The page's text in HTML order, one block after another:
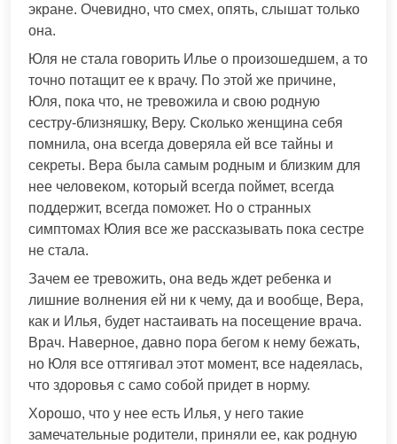
экране. Очевидно, что смех, опять, слышат только
она.
Юля не стала говорить Илье о произошедшем, а то
точно потащит ее к врачу. По этой же причине,
Юля, пока что, не тревожила и свою родную
сестру-близняшку, Веру. Сколько женщина себя
помнила, она всегда доверяла ей все тайны и
секреты. Вера была самым родным и близким для
нее человеком, который всегда поймет, всегда
поддержит, всегда поможет. Но о странных
симптомах Юлия все же рассказывать пока сестре
не стала.
Зачем ее тревожить, она ведь ждет ребенка и
лишние волнения ей ни к чему, да и вообще, Вера,
как и Илья, будет настаивать на посещение врача.
Врач. Наверное, давно пора бегом к нему бежать,
но Юля все оттягивал этот момент, все надеялась,
что здоровья с само собой придет в норму.
Хорошо, что у нее есть Илья, у него такие
замечательные родители, приняли ее, как родную